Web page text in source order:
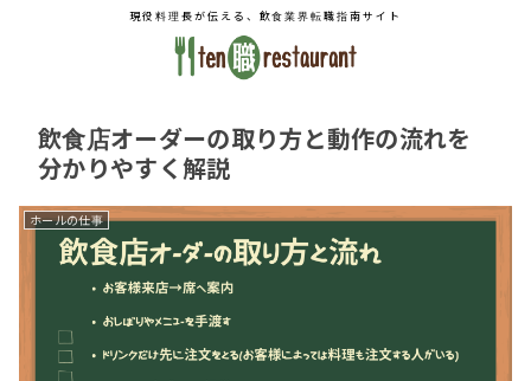
現役料理長が伝える、飲食業界転職指南サイト
飲食店オーダーの取り方と動作の流れを
分かりやすく解説
ホールの仕事